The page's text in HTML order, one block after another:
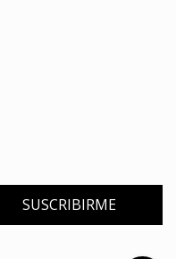
SUSCRIBIRME